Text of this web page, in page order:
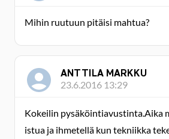
Mihin ruutuun pitäisi mahtua?
ANTTILA MARKKU
23.6.2016 13:29
Kokeilin pysäköintiavustinta.Aika
istua ja ihmetellä kun tekniikka